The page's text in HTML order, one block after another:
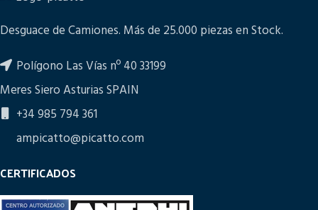
Desguace de Camiones. Más de 25.000 piezas en Stock.
Polígono Las Vías nº 40 33199
Meres Siero Asturias SPAIN
+34 985 794 361
ampicatto@picatto.com
CERTIFICADOS